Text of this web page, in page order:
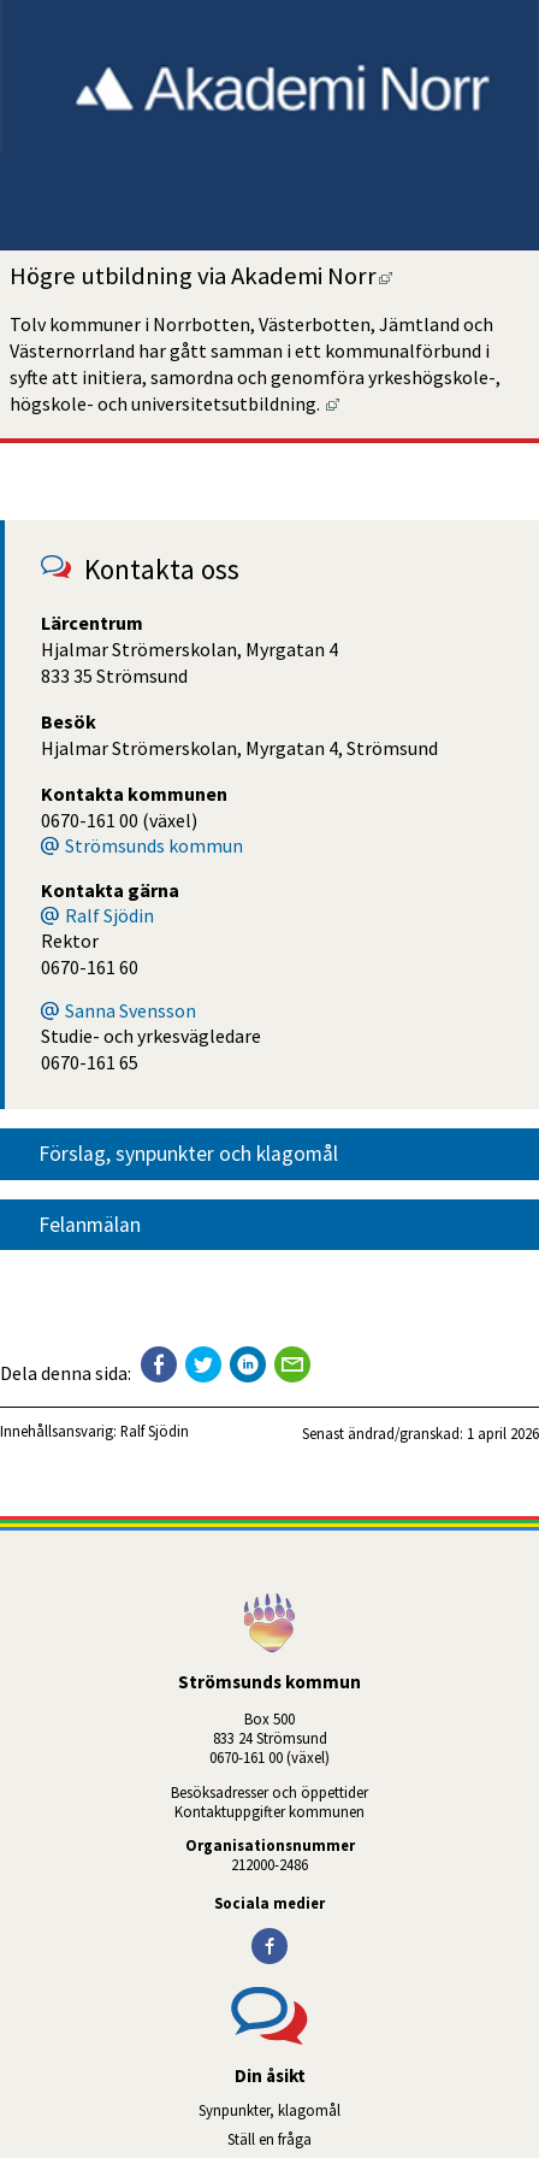
Högre utbildning via Akademi Norr Länk till
Tolv kommuner i Norrbotten, Väster­botten, Jämtland och
Västernorr­land har ​gått samman i ett kommunalförbund i
syfte att initiera, samordna och genomföra yrkeshögskole-,
högskole- och universitetsutbildning.
Länk till annan
Kontakta oss
Lärcentrum
Hjalmar Strömerskolan, Myrgatan 4
833 35 Strömsund
Besök
Hjalmar Strömerskolan, Myrgatan 4, Strömsund
Kontakta kommunen
0670-161 00 (växel)
Strömsunds kommun
Kontakta gärna
Ralf Sjödin
Rektor
0670-161 60
Sanna Svensson
Studie- och yrkesvägledare
0670-161 65
Förslag, synpunkter och klagomål
Felanmälan
Dela denna sida:
Innehållsansvarig: Ralf Sjödin Senast ändrad/granskad: 1 april 2026
Strömsunds kommun
Box 500
833 24 Strömsund
0670-161 00 (växel)
Besöksadresser och öppettider
Kontaktuppgifter kommunen
Organisationsnummer
212000-2486
Sociala medier
Din åsikt
Synpunkter, klagomål
Ställ en fråga